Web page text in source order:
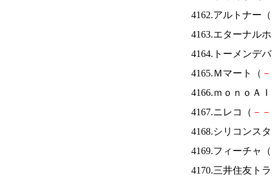
4162.アルトナー（
4163.エターナル
4164.トーメンデ
4165.Ｍマート（ －
4166.ｍｏｎｏＡ
4167.ニレコ（ － －
4168.シリコンス
4169.フィーチャ（
4170.三井住友ト